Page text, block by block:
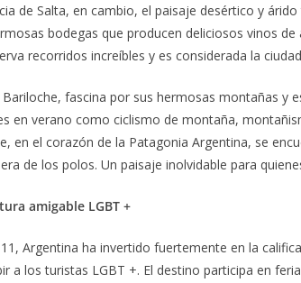
de Salta, en cambio, el paisaje desértico y
bodegas que producen deliciosos vinos
recorridos increíbles y es considerada la
Bariloche, fascina por sus hermosas montañas y
en verano como ciclismo de montaña,
en el corazón de la Patagonia Argentina, se
de los polos. Un paisaje inolvidable para
amigable LGBT +
Argentina ha invertido fuertemente en la
a los turistas LGBT +. El destino participa en